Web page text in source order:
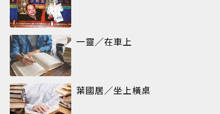
一靈／在車上
葉國居／坐上橫桌